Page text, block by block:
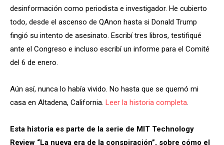
desinformación como periodista e investigador. He cubierto
todo, desde el ascenso de QAnon hasta si Donald Trump
fingió su intento de asesinato. Escribí tres libros, testifiqué
ante el Congreso e incluso escribí un informe para el Comité
del 6 de enero.
Aún así, nunca lo había vivido. No hasta que se quemó mi
casa en Altadena, California. Leer la historia completa.
Esta historia es parte de la serie de MIT Technology
Review “La nueva era de la conspiración”, sobre cómo el